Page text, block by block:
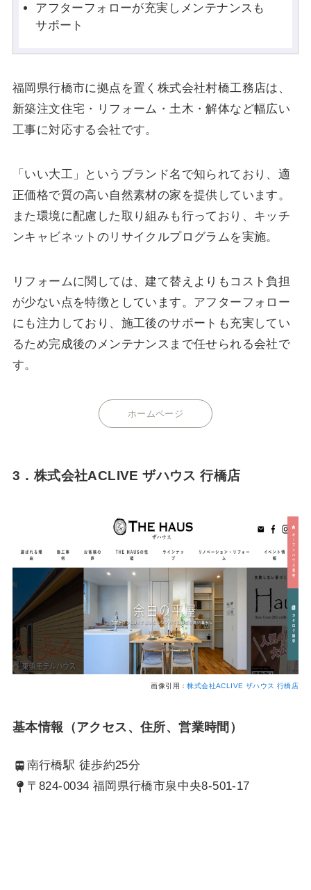
アフターフォローが充実しメンテナンスも
サポート
福岡県行橋市に拠点を置く株式会社村橋工務店は、
新築注文住宅・リフォーム・土木・解体など幅広い
工事に対応する会社です。
「いい大工」というブランド名で知られており、適
正価格で質の高い自然素材の家を提供しています。
また環境に配慮した取り組みも行っており、キッチ
ンキャビネットのリサイクルプログラムを実施。
リフォームに関しては、建て替えよりもコスト負担
が少ない点を特徴としています。アフターフォロー
にも注力しており、施工後のサポートも充実してい
るため完成後のメンテナンスまで任せられる会社で
す。
ホームページ
3．株式会社ACLIVE ザハウス 行橋店
画像引用：株式会社ACLIVE ザハウス 行橋店
基本情報（アクセス、住所、営業時間）
南行橋駅 徒歩約25分
〒824-0034 福岡県行橋市泉中央8-501-17